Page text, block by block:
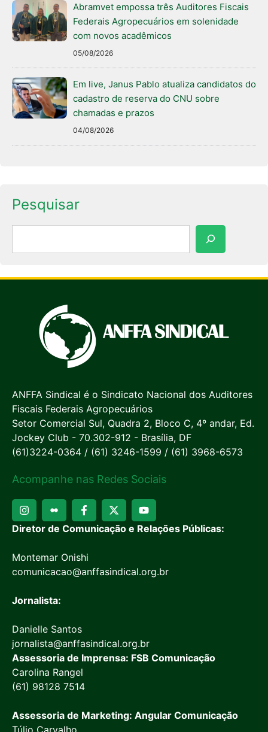
Abramvet empossa três Auditores Fiscais
Federais Agropecuários em solenidade
com novos acadêmicos
05/08/2026
Em live, Janus Pablo atualiza candidatos do
cadastro de reserva do CNU sobre
chamadas e prazos
04/08/2026
Pesquisar
ANFFA Sindical é o Sindicato Nacional dos Auditores
Fiscais Federais Agropecuários
Setor Comercial Sul, Quadra 2, Bloco C, 4º andar, Ed.
Jockey Club - 70.302-912 - Brasília, DF
(61)3224-0364 / (61) 3246-1599 / (61) 3968-6573
Acompanhe nas Redes Sociais
Diretor de Comunicação e Relações Públicas:
Montemar Onishi
comunicacao@anffasindical.org.br
Jornalista:
Danielle Santos
jornalista@anffasindical.org.br
Assessoria de Imprensa: FSB Comunicação
Carolina Rangel
(61) 98128 7514
Assessoria de Marketing: Angular Comunicação
Túlio Carvalho